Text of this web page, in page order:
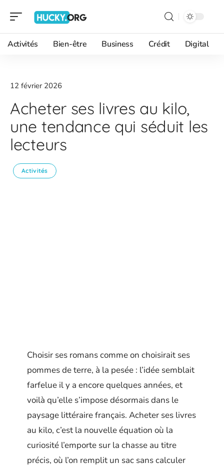
Activités Bien-être Business Crédit Digital
12 février 2026
Acheter ses livres au kilo,
une tendance qui séduit les
lecteurs
Activités
Choisir ses romans comme on choisirait ses
pommes de terre, à la pesée : l’idée semblait
farfelue il y a encore quelques années, et
voilà qu’elle s’impose désormais dans le
paysage littéraire français. Acheter ses livres
au kilo, c’est la nouvelle équation où la
curiosité l’emporte sur la chasse au titre
précis, où l’on remplit un sac sans calculer